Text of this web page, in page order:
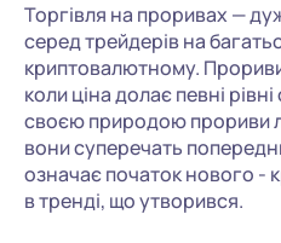
Торгівля на проривах —
серед трейдерів на
криптовалютному.
коли ціна долає певні
своєю природою прориви
вони суперечать
означає початок нового -
в тренді, що утворився.